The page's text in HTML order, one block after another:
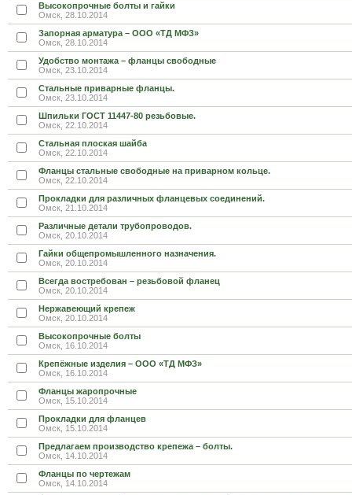
Высокопрочные болты и гайки
Омск, 28.10.2014
Запорная арматура – ООО «ТД МФЗ»
Омск, 28.10.2014
Удобство монтажа – фланцы свободные
Омск, 23.10.2014
Стальные приварные фланцы.
Омск, 23.10.2014
Шпильки ГОСТ 11447-80 резьбовые.
Омск, 22.10.2014
Стальная плоская шайба
Омск, 22.10.2014
Фланцы стальные свободные на приварном кольце.
Омск, 22.10.2014
Прокладки для различных фланцевых соединений.
Омск, 21.10.2014
Различные детали трубопроводов.
Омск, 20.10.2014
Гайки общепромышленного назначения.
Омск, 20.10.2014
Всегда востребован – резьбовой фланец
Омск, 20.10.2014
Нержавеющий крепеж
Омск, 20.10.2014
Высокопрочные болты
Омск, 16.10.2014
Крепёжные изделия – ООО «ТД МФЗ»
Омск, 16.10.2014
Фланцы жаропрочные
Омск, 15.10.2014
Прокладки для фланцев
Омск, 15.10.2014
Предлагаем производство крепежа – болты.
Омск, 14.10.2014
Фланцы по чертежам
Омск, 14.10.2014